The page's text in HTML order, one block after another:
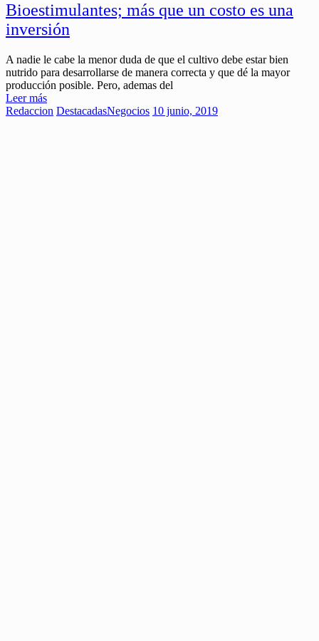
Bioestimulantes; más que un costo es una
inversión
A nadie le cabe la menor duda de que el cultivo debe estar bien
nutrido para desarrollarse de manera correcta y que dé la mayor
producción posible. Pero, ademas del
Leer más
Redaccion DestacadasNegocios 10 junio, 2019